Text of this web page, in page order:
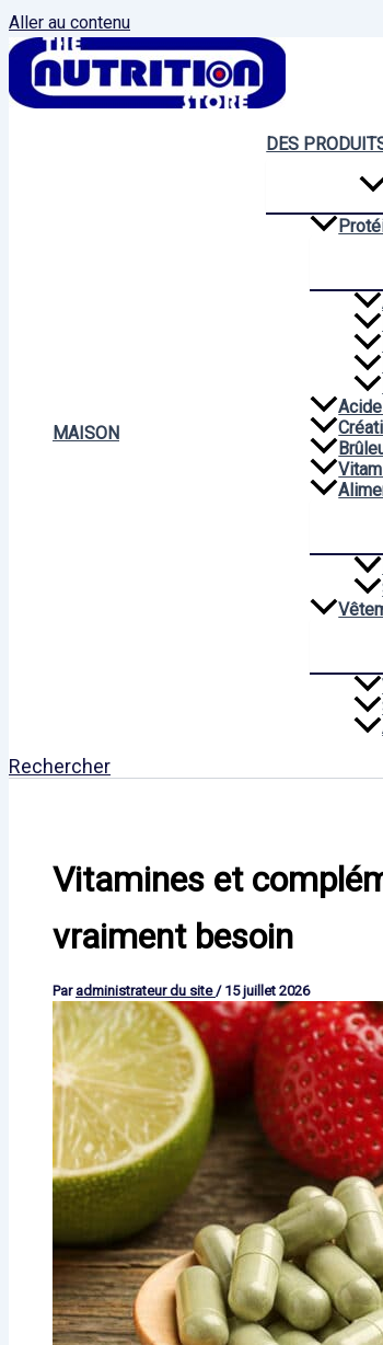
Aller au contenu
MAISON
DES
Rechercher
Vitamines et
vraiment besoin
Par administrateur du site/ 15 juillet 2026